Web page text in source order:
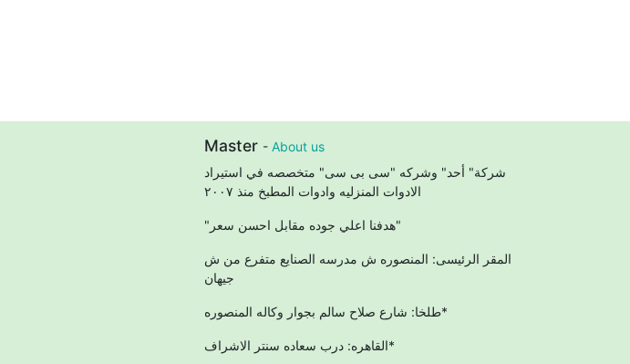
Master - About us
شركة" أحد" وشركه "سى بى سى" متخصصه في استيراد
"هدفنا اعلي جوده مقابل احسن سعر"
المقر الرئيسى: المنصوره ش مدرسه الصنايع متفرع من ش
جيهان
طلخا: شارع صلاح سالم بجوار وكاله المنصوره*
القاهره: درب سعاده سنتر الاشراف*